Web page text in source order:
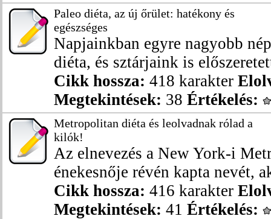
Paleo diéta, az új őrület: hatékony és
egészséges
Napjainkban egyre nagyobb
diéta, és sztárjaink is
Cikk hossza: 418 karakter
Megtekintések: 38 Értékelés:
Metropolitan diéta és leolvadnak rólad a
kilók!
Az elnevezés a New York-i
énekesnője révén kapta nevét,
Cikk hossza: 416 karakter
Megtekintések: 41 Értékelés: